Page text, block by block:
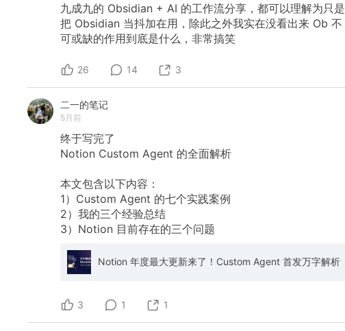
九成九的 Obsidian + AI 的工作流分享，都可以理解为只是
把 Obsidian 当抖加在用，除此之外我实在没看出来 Ob 不
可或缺的作用到底是什么，非常搞笑
26 14 3
二一的笔记
5月前
终于写完了
Notion Custom Agent 的全面解析
本文包含以下内容：
1）Custom Agent 的七个实践案例
2）我的三个经验总结
3）Notion 目前存在的三个问题
Notion 年度最大更新来了！Custom Agent 首发万字解析
3 1 1